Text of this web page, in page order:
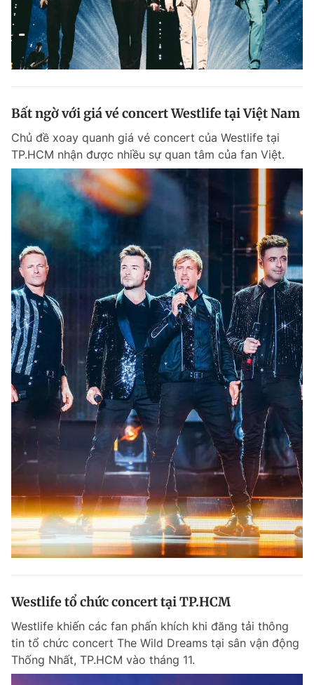
Bất ngờ với giá vé concert Westlife tại Việt Nam
Chủ đề xoay quanh giá vé concert của Westlife tại
TP.HCM nhận được nhiều sự quan tâm của fan Việt.
Westlife tổ chức concert tại TP.HCM
Westlife khiến các fan phấn khích khi đăng tải thông
tin tổ chức concert The Wild Dreams tại sân vận động
Thống Nhất, TP.HCM vào tháng 11.